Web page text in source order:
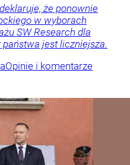
że ponownie
w wyborach
SW Research dla
państwa jest liczniejsza.
Opinie i komentarze